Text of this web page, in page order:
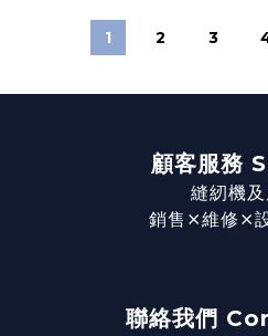
1 2 3
顧客服務
縫紉機
銷售⨯維修⨯
聯絡我們